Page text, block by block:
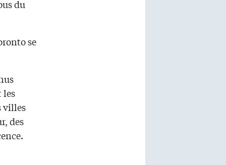
du
se
les
villes
des